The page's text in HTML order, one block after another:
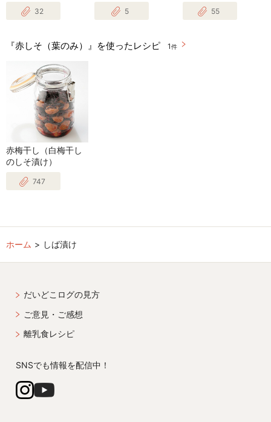
32 5 55
『赤しそ（葉のみ）』を使ったレシピ 1 件
赤梅干し（白梅干し
のしそ漬け）
747
ホーム しば漬け
だいどこログの見方
ご意見・ご感想
離乳食レシピ
SNSでも情報を配信中！